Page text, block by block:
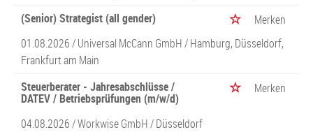
(Senior) Strategist (all gender)
Merken
01.08.2026 /Universal McCann GmbH/ Hamburg, Düsseldorf,
Frankfurt am Main
Steuerberater - Jahresabschlüsse /
DATEV / Betriebsprüfungen (m/w/d)
Merken
04.08.2026 /Workwise GmbH/ Düsseldorf